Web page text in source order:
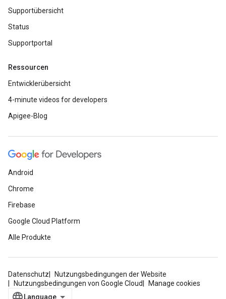
Supportübersicht
Status
Supportportal
Ressourcen
Entwicklerübersicht
4-minute videos for developers
Apigee-Blog
Android
Chrome
Firebase
Google Cloud Platform
Alle Produkte
Datenschutz
Nutzungsbedingungen der Website
Nutzungsbedingungen von Google Cloud
Manage cookies